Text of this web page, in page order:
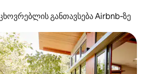
განთავსება Airbnb‑ზე